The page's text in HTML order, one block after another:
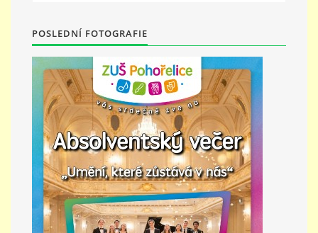
GALERIE
VIDEA - FILMOVÁ TVORBA
PEDAGOGICKÝ SBOR
DOKUMENTY / KE STAŽENÍ
KURZY
POSLEDNÍ FOTOGRAFIE